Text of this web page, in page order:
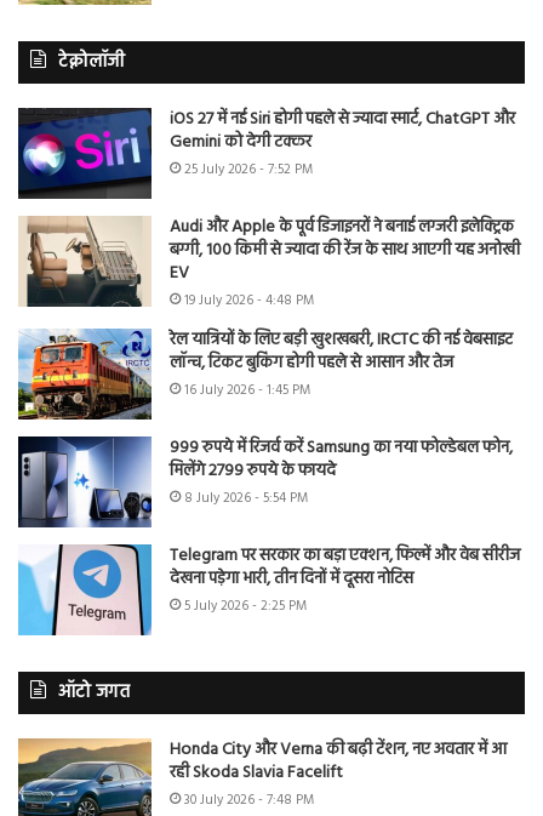
टेक्नोलॉजी
iOS 27 में नई Siri होगी पहले से ज्यादा स्मार्ट, ChatGPT और
Gemini को देगी टक्कर
25 July 2026 - 7:52 PM
Audi और Apple के पूर्व डिजाइनरों ने बनाई लग्जरी इलेक्ट्रिक
बग्गी, 100 किमी से ज्यादा की रेंज के साथ आएगी यह अनोखी
EV
19 July 2026 - 4:48 PM
रेल यात्रियों के लिए बड़ी खुशखबरी, IRCTC की नई वेबसाइट
लॉन्च, टिकट बुकिंग होगी पहले से आसान और तेज
16 July 2026 - 1:45 PM
999 रुपये में रिजर्व करें Samsung का नया फोल्डेबल फोन,
मिलेंगे 2799 रुपये के फायदे
8 July 2026 - 5:54 PM
Telegram पर सरकार का बड़ा एक्शन, फिल्में और वेब सीरीज
देखना पड़ेगा भारी, तीन दिनों में दूसरा नोटिस
5 July 2026 - 2:25 PM
ऑटो जगत
Honda City और Verna की बढ़ी टेंशन, नए अवतार में आ
रही Skoda Slavia Facelift
30 July 2026 - 7:48 PM